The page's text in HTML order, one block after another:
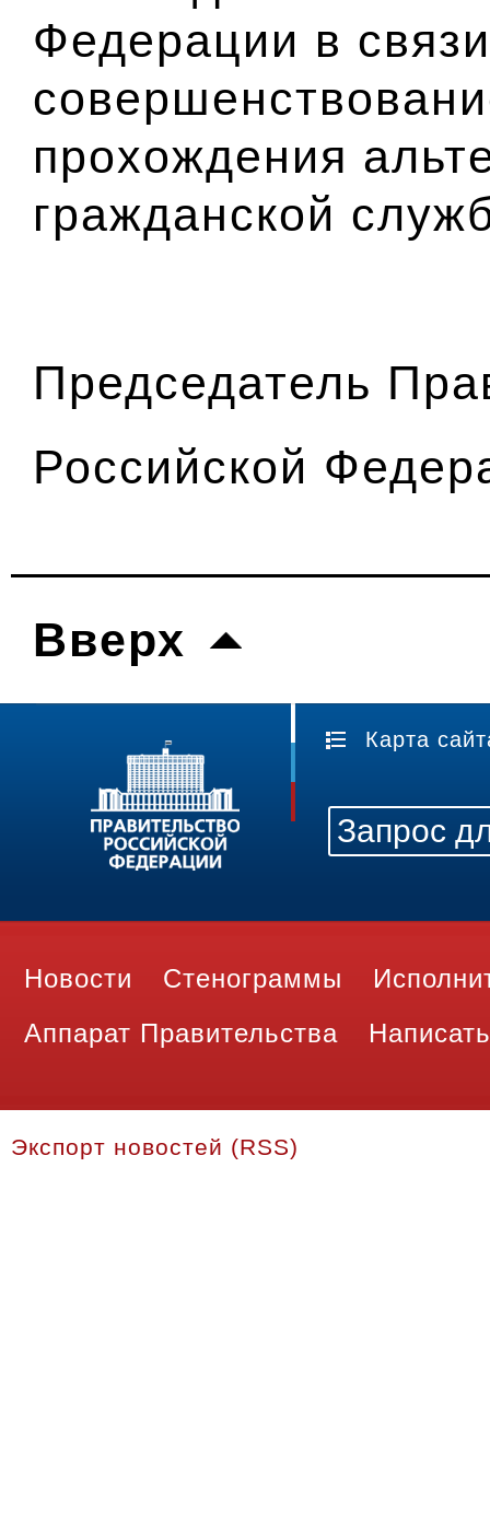
Федерации в
прохождения
гражданской
Председатель
Российской
Вверх
Карта
Новости Стенограммы
Аппарат Правительства
Экспорт новостей (RSS)